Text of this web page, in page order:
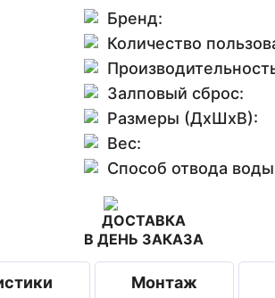
Бренд:
Количество
Залповый сброс:
Размеры (ДхШхВ):
Вес:
Способ отвода
ДОСТАВКА
В ДЕНЬ ЗАКАЗА
Монтаж